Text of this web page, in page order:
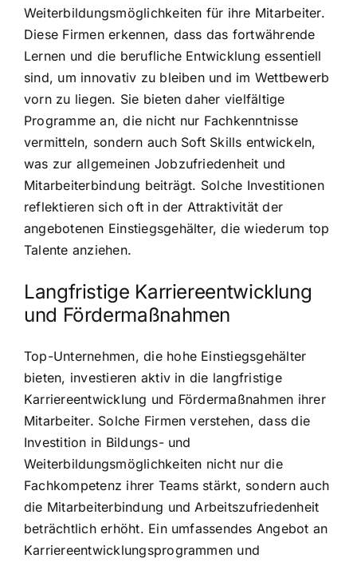
Weiterbildungsmöglichkeiten für ihre Mitarbeiter.
Diese Firmen erkennen, dass das fortwährende
Lernen und die berufliche Entwicklung essentiell
sind, um innovativ zu bleiben und im Wettbewerb
vorn zu liegen. Sie bieten daher vielfältige
Programme an, die nicht nur Fachkenntnisse
vermitteln, sondern auch Soft Skills entwickeln,
was zur allgemeinen Jobzufriedenheit und
Mitarbeiterbindung beiträgt. Solche Investitionen
reflektieren sich oft in der Attraktivität der
angebotenen Einstiegsgehälter, die wiederum top
Talente anziehen.
Langfristige Karriereentwicklung
und Fördermaßnahmen
Top-Unternehmen, die hohe Einstiegsgehälter
bieten, investieren aktiv in die langfristige
Karriereentwicklung und Fördermaßnahmen ihrer
Mitarbeiter. Solche Firmen verstehen, dass die
Investition in Bildungs- und
Weiterbildungsmöglichkeiten nicht nur die
Fachkompetenz ihrer Teams stärkt, sondern auch
die Mitarbeiterbindung und Arbeitszufriedenheit
beträchtlich erhöht. Ein umfassendes Angebot an
Karriereentwicklungsprogrammen und